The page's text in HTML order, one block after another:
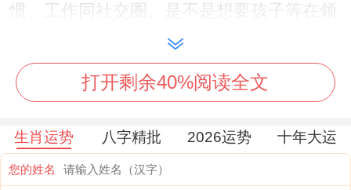
惯、工作同社交圈、是不是想要孩子等在领
域 的区别可能会带来冲突！
属龙的人多才多艺、充满活力、好动、时不
时非要。不可连着地寻找新的领域 而着同属
打开剩余40%阅读全文
生肖运势 八字精批 2026运势 十年大运
您的姓名